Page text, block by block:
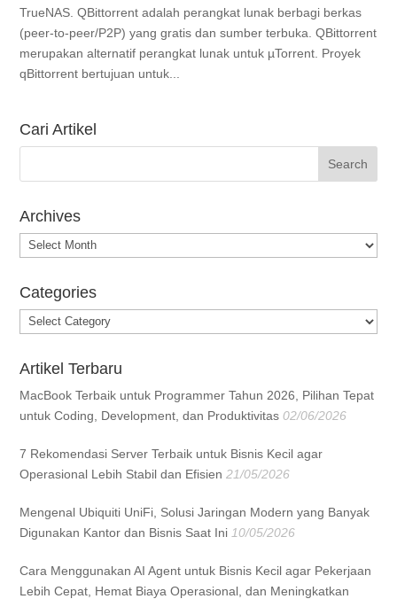
TrueNAS. QBittorrent adalah perangkat lunak berbagi berkas
(peer-to-peer/P2P) yang gratis dan sumber terbuka. QBittorrent
merupakan alternatif perangkat lunak untuk µTorrent. Proyek
qBittorrent bertujuan untuk...
Cari Artikel
Archives
Archives
Categories
Categories
Artikel Terbaru
MacBook Terbaik untuk Programmer Tahun 2026, Pilihan Tepat
untuk Coding, Development, dan Produktivitas 02/06/2026
7 Rekomendasi Server Terbaik untuk Bisnis Kecil agar
Operasional Lebih Stabil dan Efisien 21/05/2026
Mengenal Ubiquiti UniFi, Solusi Jaringan Modern yang Banyak
Digunakan Kantor dan Bisnis Saat Ini 10/05/2026
Cara Menggunakan AI Agent untuk Bisnis Kecil agar Pekerjaan
Lebih Cepat, Hemat Biaya Operasional, dan Meningkatkan